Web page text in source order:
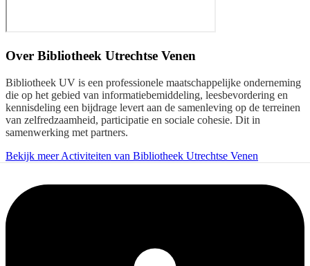
Over Bibliotheek Utrechtse Venen
Bibliotheek UV is een professionele maatschappelijke onderneming
die op het gebied van informatiebemiddeling, leesbevordering en
kennisdeling een bijdrage levert aan de samenleving op de terreinen
van zelfredzaamheid, participatie en sociale cohesie. Dit in
samenwerking met partners.
Bekijk meer Activiteiten van Bibliotheek Utrechtse Venen